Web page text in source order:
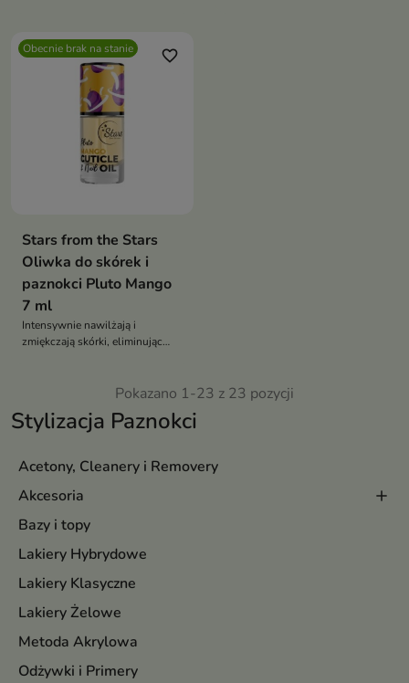
Stylizacja Paznokci
Acetony, Cleanery i Removery
Akcesoria
Bazy i topy
Lakiery Hybrydowe
Lakiery Klasyczne
Lakiery Żelowe
Metoda Akrylowa
Odżywki i Primery
Obecnie brak na stanie favorite_border
Stars from the Stars
Oliwka do skórek i
paznokci Pluto Mango
7 ml
Intensywnie nawilżają i
zmiękczają skórki, eliminując
Pokazano 1-23 z 23 pozycji